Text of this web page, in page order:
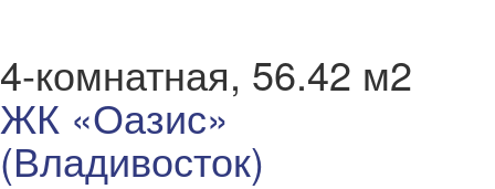
4-комнатная, 56.42 м2
ЖК «Оазис»
(Владивосток)